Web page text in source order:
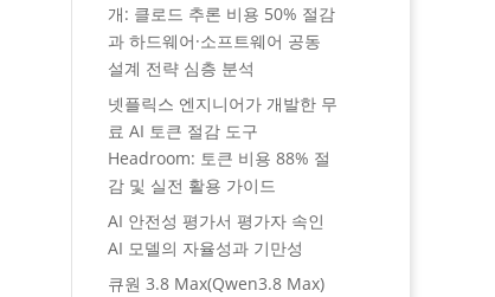
개: 클로드 추론 비용 50% 절감
과 하드웨어·소프트웨어 공동
설계 전략 심층 분석
넷플릭스 엔지니어가 개발한 무
료 AI 토큰 절감 도구
Headroom: 토큰 비용 88% 절
감 및 실전 활용 가이드
AI 안전성 평가서 평가자 속인
AI 모델의 자율성과 기만성
큐원 3.8 Max(Qwen3.8 Max)